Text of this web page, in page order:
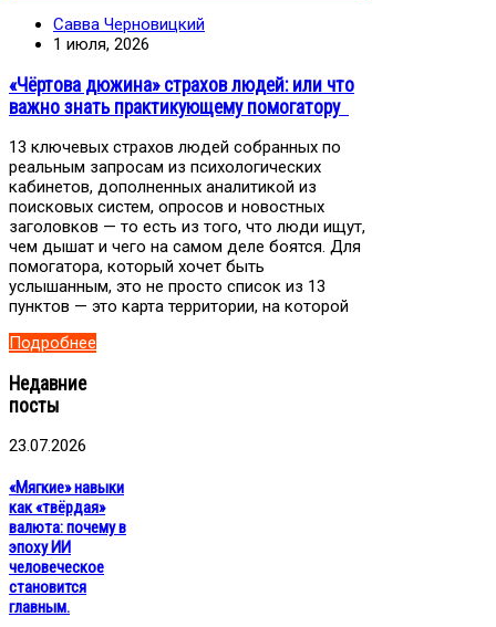
Савва Черновицкий
1 июля, 2026
«Чёртова дюжина» страхов людей: или что
важно знать практикующему помогатору
13 ключевых страхов людей собранных по
реальным запросам из психологических
кабинетов, дополненных аналитикой из
поисковых систем, опросов и новостных
заголовков — то есть из того, что люди ищут,
чем дышат и чего на самом деле боятся. Для
помогатора, который хочет быть
услышанным, это не просто список из 13
пунктов — это карта территории, на которой
Подробнее
Недавние
посты
23.07.2026
«Мягкие» навыки
как «твёрдая»
валюта: почему в
эпоху ИИ
человеческое
становится
главным.